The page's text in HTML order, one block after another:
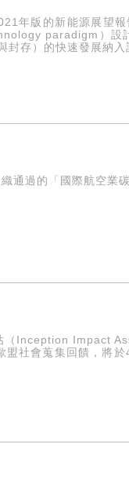
版的新能源展望報
paradigm）設
存）的快速發展納入
通過的「國際航空業
Inception Impact
社會蒐集回饋，將